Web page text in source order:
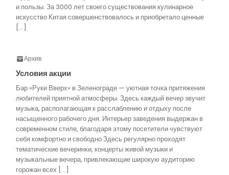
и пользы. За 3000 лет своего существования кулинарное
искусство Китая совершенствовалось и приобретало ценные
[…]
Архив
Условия акции
Бар «Руки Вверх» в Зеленограде — уютная точка притяжения
любителей приятной атмосферы. Здесь каждый вечер звучит
музыка, располагающая к расслаблению и отдыху после
насыщенного рабочего дня. Интерьер заведения выдержан в
современном стиле, благодаря этому посетители чувствуют
себя комфортно и свободно.Здесь регулярно проходят
тематические вечеринки, концерты живой музыки и
музыкальные вечера, привлекающие широкую аудиторию
горожан всех […]